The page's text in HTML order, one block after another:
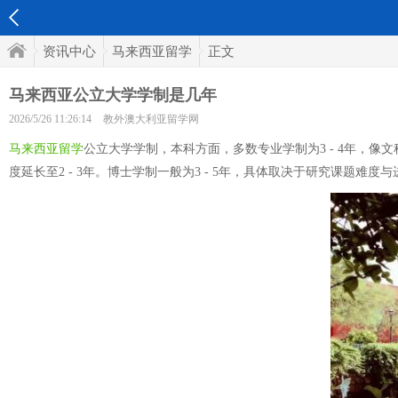
资讯中心 马来西亚留学 正文
马来西亚公立大学学制是几年
2026/5/26 11:26:14 教外澳大利亚留学网
马来西亚留学公立大学学制，本科方面，多数专业学制为3 - 4年，像
度延长至2 - 3年。博士学制一般为3 - 5年，具体取决于研究课题难度与